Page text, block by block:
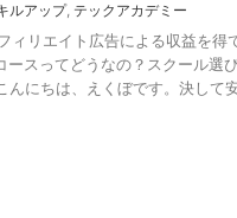
ルアップ, テックアカデミー
ィリエイト広告による収益を得
ースってどうなの？スクール選
んにちは、えくぼです。決して